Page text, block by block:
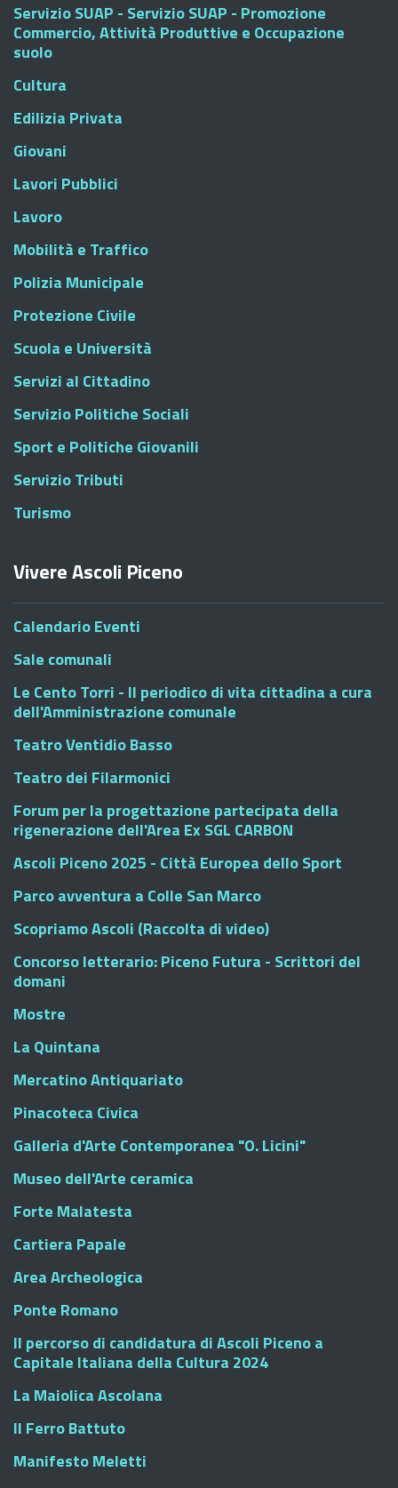
Servizio SUAP - Servizio SUAP - Promozione
Commercio, Attività Produttive e Occupazione
suolo
Cultura
Edilizia Privata
Giovani
Lavori Pubblici
Lavoro
Mobilità e Traffico
Polizia Municipale
Protezione Civile
Scuola e Università
Servizi al Cittadino
Servizio Politiche Sociali
Sport e Politiche Giovanili
Servizio Tributi
Turismo
Vivere Ascoli Piceno
Calendario Eventi
Sale comunali
Le Cento Torri - Il periodico di vita cittadina a cura
dell'Amministrazione comunale
Teatro Ventidio Basso
Teatro dei Filarmonici
Forum per la progettazione partecipata della
rigenerazione dell'Area Ex SGL CARBON
Ascoli Piceno 2025 - Città Europea dello Sport
Parco avventura a Colle San Marco
Scopriamo Ascoli (Raccolta di video)
Concorso letterario: Piceno Futura - Scrittori del
domani
Mostre
La Quintana
Mercatino Antiquariato
Pinacoteca Civica
Galleria d'Arte Contemporanea "O. Licini"
Museo dell'Arte ceramica
Forte Malatesta
Cartiera Papale
Area Archeologica
Ponte Romano
Il percorso di candidatura di Ascoli Piceno a
Capitale Italiana della Cultura 2024
La Maiolica Ascolana
Il Ferro Battuto
Manifesto Meletti